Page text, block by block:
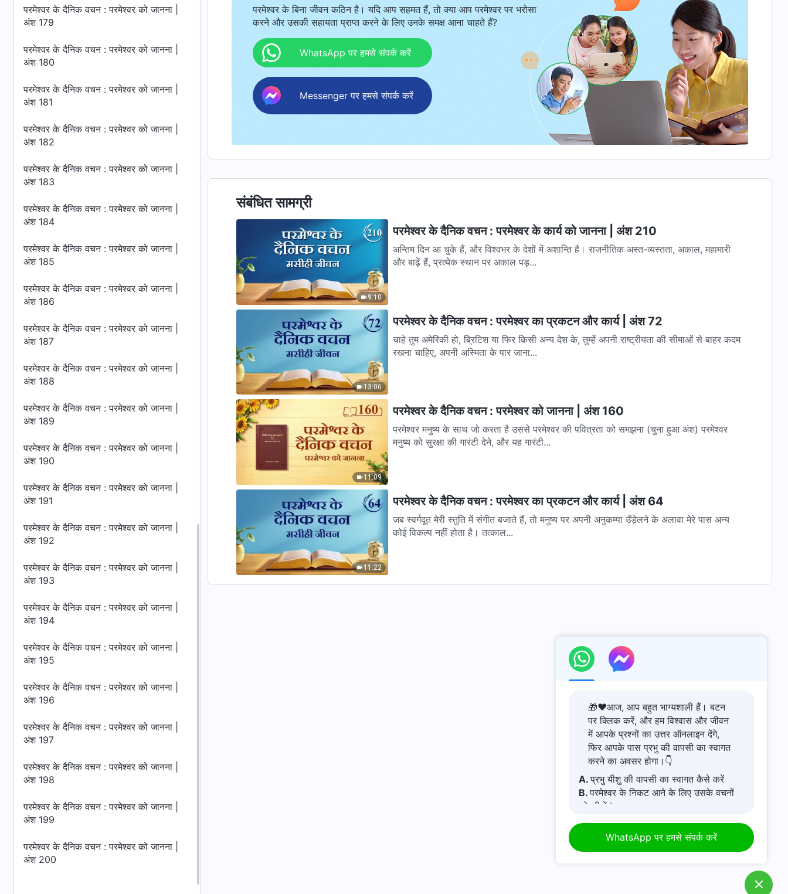
परमेश्वर के दैनिक वचन : परमेश्वर को जानना |
अंश 179
परमेश्वर के दैनिक वचन : परमेश्वर को जानना |
अंश 180
परमेश्वर के दैनिक वचन : परमेश्वर को जानना |
अंश 181
परमेश्वर के दैनिक वचन : परमेश्वर को जानना |
अंश 182
परमेश्वर के दैनिक वचन : परमेश्वर को जानना |
अंश 183
परमेश्वर के दैनिक वचन : परमेश्वर को जानना |
अंश 184
परमेश्वर के दैनिक वचन : परमेश्वर को जानना |
अंश 185
परमेश्वर के दैनिक वचन : परमेश्वर को जानना |
अंश 186
परमेश्वर के दैनिक वचन : परमेश्वर को जानना |
अंश 187
परमेश्वर के दैनिक वचन : परमेश्वर को जानना |
अंश 188
परमेश्वर के दैनिक वचन : परमेश्वर को जानना |
अंश 189
परमेश्वर के दैनिक वचन : परमेश्वर को जानना |
अंश 190
परमेश्वर के दैनिक वचन : परमेश्वर को जानना |
अंश 191
परमेश्वर के दैनिक वचन : परमेश्वर को जानना |
अंश 192
परमेश्वर के दैनिक वचन : परमेश्वर को जानना |
अंश 193
परमेश्वर के दैनिक वचन : परमेश्वर को जानना |
अंश 194
परमेश्वर के दैनिक वचन : परमेश्वर को जानना |
अंश 195
परमेश्वर के दैनिक वचन : परमेश्वर को जानना |
अंश 196
परमेश्वर के दैनिक वचन : परमेश्वर को जानना |
अंश 197
परमेश्वर के दैनिक वचन : परमेश्वर को जानना |
अंश 198
परमेश्वर के दैनिक वचन : परमेश्वर को जानना |
अंश 199
परमेश्वर के दैनिक वचन : परमेश्वर को जानना |
अंश 200
परमेश्वर के बिना जीवन कठिन है। यदि आप सहमत हैं, तो क्या आप परमेश्वर पर भरोसा
करने और उसकी सहायता प्राप्त करने के लिए उनके समक्ष आना चाहते हैं?
WhatsApp पर हमसे संपर्क करें
Messenger पर हमसे संपर्क करें
संबंधित सामग्री
9:10
परमेश्वर के दैनिक वचन : परमेश्वर के कार्य को जानना | अंश 210
अन्तिम दिन आ चुके हैं, और विश्वभर के देशों में अशान्ति है। राजनीतिक अस्त-व्यस्तता, अकाल, महामारी
और बाढ़ें हैं, प्रत्येक स्थान पर अकाल पड़...
13:06
परमेश्वर के दैनिक वचन : परमेश्वर का प्रकटन और कार्य | अंश 72
चाहे तुम अमेरिकी हो, ब्रिटिश या फिर किसी अन्य देश के, तुम्हें अपनी राष्ट्रीयता की सीमाओं से बाहर कदम
रखना चाहिए, अपनी अस्मिता के पार जाना...
11:09
परमेश्वर के दैनिक वचन : परमेश्वर को जानना | अंश 160
परमेश्वर मनुष्य के साथ जो करता है उससे परमेश्वर की पवित्रता को समझना (चुना हुआ अंश) परमेश्वर
मनुष्य को सुरक्षा की गारंटी देने, और यह गारंटी...
11:22
परमेश्वर के दैनिक वचन : परमेश्वर का प्रकटन और कार्य | अंश 64
जब स्वर्गदूत मेरी स्तुति में संगीत बजाते हैं, तो मनुष्य पर अपनी अनुकम्पा उँड़ेलने के अलावा मेरे पास अन्य
कोई विकल्प नहीं होता है। तत्काल...
🎁❤️आज, आप बहुत भाग्यशाली हैं। बटन
पर क्लिक करें, और हम विश्वास और जीवन
में आपके प्रश्नों का उत्तर ऑनलाइन देंगे,
फिर आपके पास प्रभु की वापसी का स्वागत
करने का अवसर होगा।👇
A.प्रभु यीशु की वापसी का स्वागत कैसे करें
B.परमेश्वर के निकट आने के लिए उसके वचनों
को सीखें l
मेरे पास एक प्रार्थना अनुरोध है।
कठिन समय में परमेश्वर में अपनी आस्था कैसे
WhatsApp पर हमसे संपर्क करें